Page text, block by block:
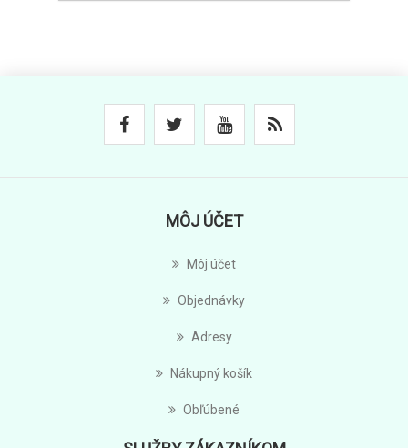
MÔJ ÚČET
Môj účet
Objednávky
Adresy
Nákupný košík
Obľúbené